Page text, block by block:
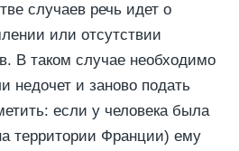
случаев речь идет о
или отсутствии
В таком случае необходимо
недочет и заново подать
если у человека была
территории Франции) ему